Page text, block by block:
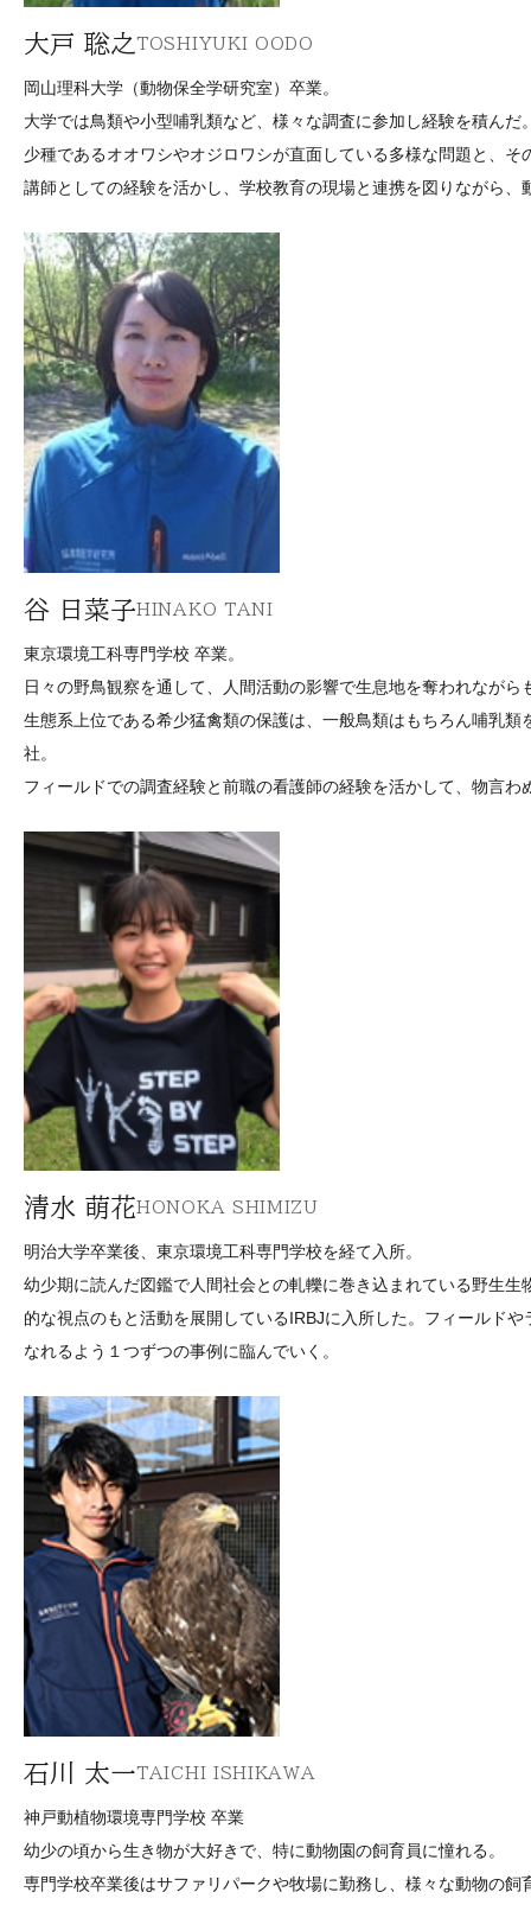
大戸 聡之TOSHIYUKI OODO
岡山理科大学（動物保全学研究室）卒業。
大学では鳥類や小型哺乳類など、様々な調査に参加し経験を積ん
少種であるオオワシやオジロワシが直面している多様な問題と、
講師としての経験を活かし、学校教育の現場と連携を図りながら
谷 日菜子HINAKO TANI
東京環境工科専門学校 卒業。
日々の野鳥観察を通して、人間活動の影響で生息地を奪われなが
生態系上位である希少猛禽類の保護は、一般鳥類はもちろん哺乳
社。
フィールドでの調査経験と前職の看護師の経験を活かして、物言
清水 萌花 HONOKA SHIMIZU
明治大学卒業後、東京環境工科専門学校を経て入所。
幼少期に読んだ図鑑で人間社会との軋轢に巻き込まれている野生
的な視点のもと活動を展開しているIRBJに入所した。フィールド
なれるよう１つずつの事例に臨んでいく。
石川 太一TAICHI ISHIKAWA
神戸動植物環境専門学校 卒業
幼少の頃から生き物が大好きで、特に動物園の飼育員に憧れる。
専門学校卒業後はサファリパークや牧場に勤務し、様々な動物の飼